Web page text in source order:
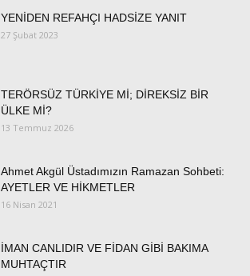
YENİDEN REFAHÇI HADSİZE YANIT
27 Şubat 2023
TERÖRSÜZ TÜRKİYE Mİ; DİREKSİZ BİR
ÜLKE Mİ?
13 Temmuz 2026
Ahmet Akgül Üstadımızın Ramazan Sohbeti:
AYETLER VE HİKMETLER
16 Nisan 2021
İMAN CANLIDIR VE FİDAN GİBİ BAKIMA
MUHTAÇTIR